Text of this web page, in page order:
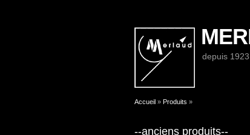
depuis 1923
Vous êtes ici
Accueil » Produits »
--anciens produits--